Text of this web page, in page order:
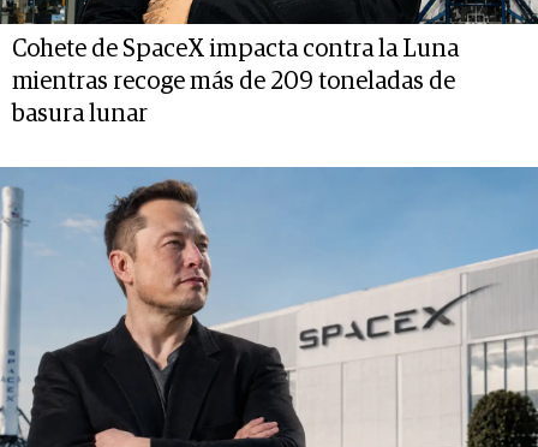
Cohete de SpaceX impacta contra la Luna
mientras recoge más de 209 toneladas de
basura lunar